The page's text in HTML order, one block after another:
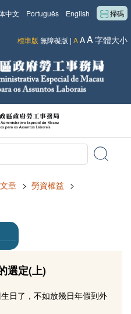
掃碼
English
Português
中文
標準版 無障礙版 | AAA字體大小
章 > 勞資權益 >
選定(上)
日了，不如放幾日年假到外